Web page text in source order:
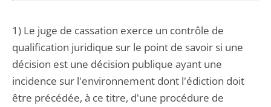
1) Le juge de cassation exerce un contrôle de
qualification juridique sur le point de savoir si une
décision est une décision publique ayant une
incidence sur l'environnement dont l'édiction doit
être précédée, à ce titre, d'une procédure de